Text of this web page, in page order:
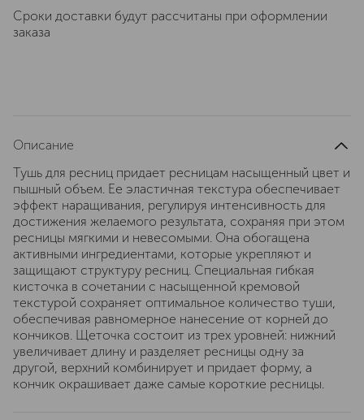
Сроки доставки будут рассчитаны при оформлении
заказа
Описание
Тушь для ресниц придает ресницам насыщенный цвет и
пышный объем. Ее эластичная текстура обеспечивает
эффект наращивания, регулируя интенсивность для
достижения желаемого результата, сохраняя при этом
ресницы мягкими и невесомыми. Она обогащена
активными ингредиентами, которые укрепляют и
защищают структуру ресниц. Специальная гибкая
кисточка в сочетании с насыщенной кремовой
текстурой сохраняет оптимальное количество туши,
обеспечивая равномерное нанесение от корней до
кончиков. Щеточка состоит из трех уровней: нижний
увеличивает длину и разделяет ресницы одну за
другой, верхний комбинирует и придает форму, а
кончик окрашивает даже самые короткие ресницы.